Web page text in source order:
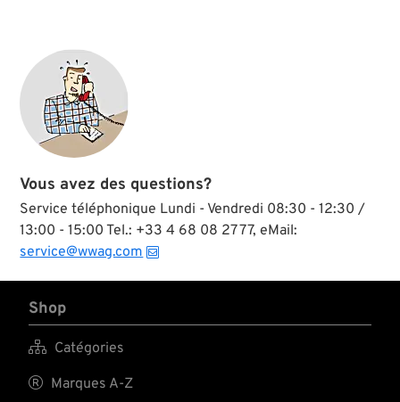
Vous avez des questions?
Service téléphonique Lundi - Vendredi 08:30 - 12:30 /
13:00 - 15:00 Tel.: +33 4 68 08 27 77, eMail:
service@wwag.com
Shop
 Catégories
 Marques A-Z